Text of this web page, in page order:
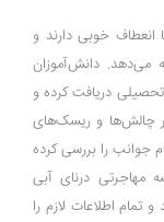
خوبی دارند و
می‌دهد. دانش‌آموزان
تحصیلی دریافت کرده و
چالش‌ها و ریسک‌های
جوانب را بررسی کرده
درنای آبی
اطلاعات لازم را